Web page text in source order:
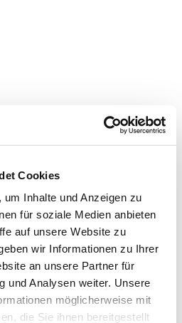
Cookies
Inhalte und Anzeigen zu
für soziale Medien anbieten
auf unsere Website zu
wir Informationen zu Ihrer
an unsere Partner für
und Analysen weiter. Unsere
möglicherweise mit
die Sie ihnen bereitgestellt